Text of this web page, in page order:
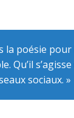
poésie
Qu’il
sociaux. »